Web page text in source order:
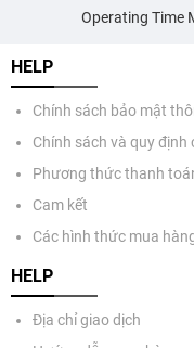
Operating Time
HELP
Chính sách bảo mật
Chính sách và quy định
Phương thức thanh
Cam kết
Các hình thức mua
HELP
Địa chỉ giao dịch